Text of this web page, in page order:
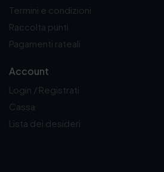
Termini e condizioni
Raccolta punti
Pagamenti rateali
Account
Login / Registrati
Cassa
Lista dei desideri